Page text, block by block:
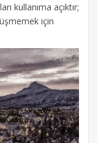
kullanıma açıktır;
için